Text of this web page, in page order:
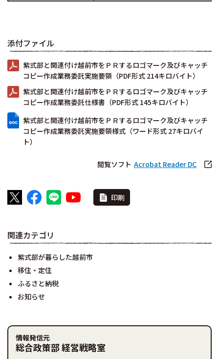
添付ファイル
紫式部と関連付け越前市をＰＲするロゴマーク及びキャッチ
コピー作成業務委託実施要領（PDF形式 214キロバイト）
紫式部と関連付け越前市をＰＲするロゴマーク及びキャッチ
コピー作成業務委託仕様書（PDF形式 145キロバイト）
紫式部と関連付け越前市をＰＲするロゴマーク及びキャッチ
コピー作成業務委託実施要領様式（ワード形式 27キロバイ
ト）
閲覧ソフト Acrobat Reader DC
印刷
関連カテゴリ
紫式部が暮らした越前市
移住・定住
ふるさと納税
お知らせ
情報発信元
総合政策部 経営戦略室